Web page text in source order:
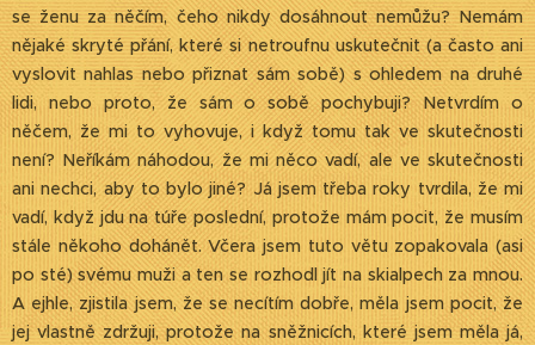
se ženu za něčím, čeho nikdy dosáhnout nemůžu? Nemám
nějaké skryté přání, které si netroufnu uskutečnit (a často ani
vyslovit nahlas nebo přiznat sám sobě) s ohledem na druhé
lidi, nebo proto, že sám o sobě pochybuji? Netvrdím o
něčem, že mi to vyhovuje, i když tomu tak ve skutečnosti
není? Neříkám náhodou, že mi něco vadí, ale ve skutečnosti
ani nechci, aby to bylo jiné? Já jsem třeba roky tvrdila, že mi
vadí, když jdu na túře poslední, protože mám pocit, že musím
stále někoho dohánět. Včera jsem tuto větu zopakovala (asi
po sté) svému muži a ten se rozhodl jít na skialpech za mnou.
A ejhle, zjistila jsem, že se necítím dobře, měla jsem pocit, že
jej vlastně zdržuji, protože na sněžnicích, které jsem měla já,